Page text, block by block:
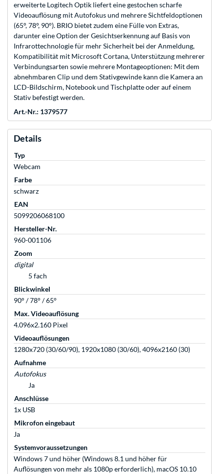
erweiterte Logitech Optik liefert eine gestochen scharfe
Videoauflösung mit Autofokus und mehrere Sichtfeldoptionen
(65°, 78°, 90°). BRIO bietet zudem eine Fülle von Extras,
darunter eine Option der Gesichtserkennung auf Basis von
Infrarottechnologie für mehr Sicherheit bei der Anmeldung,
Kompatibilität mit Microsoft Cortana, Unterstützung mehrerer
Verbindungsarten sowie mehrere Montageoptionen: Mit dem
abnehmbaren Clip und dem Stativgewinde kann die Kamera an
LCD-Bildschirm, Notebook und Tischplatte oder auf einem
Stativ befestigt werden.
Art.-Nr.: 1379577
Details
Typ
Webcam
Farbe
schwarz
EAN
5099206068100
Hersteller-Nr.
960-001106
Zoom
digital
5 fach
Blickwinkel
90° / 78° / 65°
Max. Videoauflösung
4.096x2.160 Pixel
Videoauflösungen
1280x720 (30/60/90), 1920x1080 (30/60), 4096x2160 (30)
Aufnahme
Autofokus
Ja
Anschlüsse
1x USB
Mikrofon eingebaut
Ja
Systemvoraussetzungen
Windows 7 und höher (Windows 8.1 und höher für
Auflösungen von mehr als 1080p erforderlich), macOS 10.10